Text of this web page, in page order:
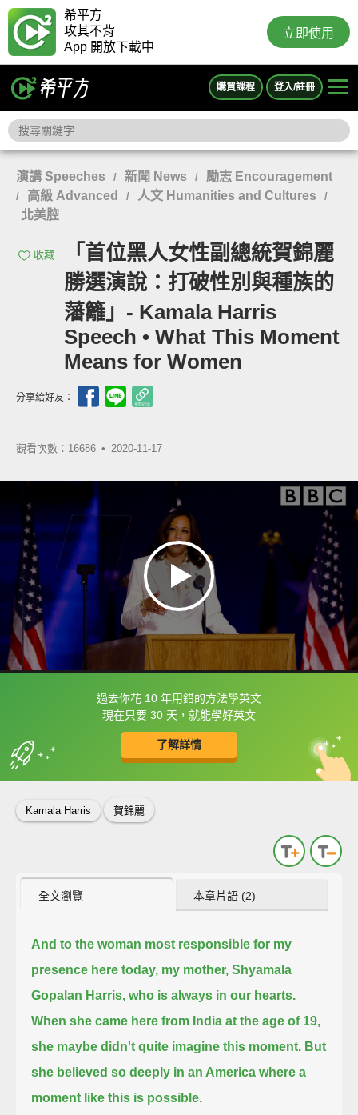
希平方
攻其不背
App 開放下載中
立即使用
購買課程 登入/註冊
演講 Speeches / 新聞 News / 勵志 Encouragement
/ 高級 Advanced / 人文 Humanities and Cultures /
北美腔
收藏
「首位黑人女性副總統賀錦麗
勝選演說：打破性別與種族的
藩籬」- Kamala Harris
Speech • What This Moment
Means for Women
分享給好友：
觀看次數：16686 • 2020-11-17
過去你花 10 年用錯的方法學英文
現在只要 30 天，就能學好英文
了解詳情
框選或點兩下字幕可以直接查字典喔！
收錄佳句 中
英
Kamala Harris 賀錦麗
全文瀏覽 本章片語 (2)
And to the woman most responsible for my
presence here today, my mother, Shyamala
Gopalan Harris, who is always in our hearts.
When she came here from India at the age of 19,
she maybe didn't quite imagine this moment. But
she believed so deeply in an America where a
moment like this is possible.